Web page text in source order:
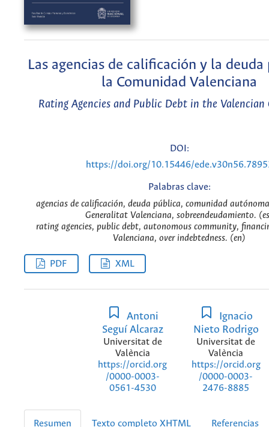
Las agencias de calificación y la
la Comunidad Valenciana
Rating Agencies and Public Debt in the Valencian
DOI:
https://doi.org/10.15446/
Palabras clave:
agencias de calificación, deuda pública, comunidad
Generalitat Valenciana, sobreendeudamiento.
rating agencies, public debt, autonomous community,
Valenciana, over indebtedness. (en)
PDF XML
Antoni
Seguí Alcaraz
Universitat de
València
https://orcid.org
/0000-0003-
0561-4530
Ignacio
Nieto Rodrigo
Universitat de
València
https://orcid.org
/0000-0003-
2476-8885
Resumen Texto completo XHTML Referencias